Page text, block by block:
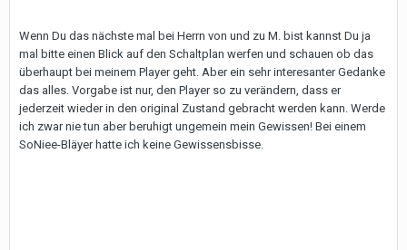
Wenn Du das nächste mal bei Herrn von und zu M. bist kannst Du ja
mal bitte einen Blick auf den Schaltplan werfen und schauen ob das
überhaupt bei meinem Player geht. Aber ein sehr interesanter Gedanke
das alles. Vorgabe ist nur, den Player so zu verändern, dass er
jederzeit wieder in den original Zustand gebracht werden kann. Werde
ich zwar nie tun aber beruhigt ungemein mein Gewissen! Bei einem
SoNiee-Bläyer hatte ich keine Gewissensbisse.